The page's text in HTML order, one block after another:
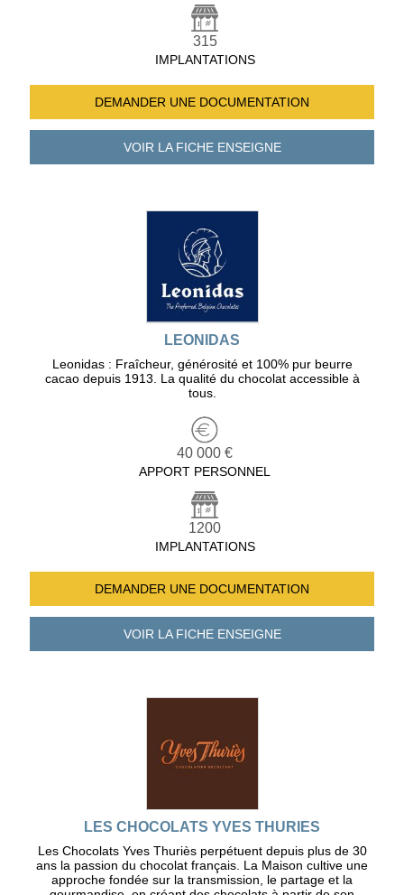
315
IMPLANTATIONS
DEMANDER UNE DOCUMENTATION
VOIR LA FICHEENSEIGNE
LEONIDAS
Leonidas : Fraîcheur, générosité et 100% pur beurre
cacao depuis 1913. La qualité du chocolat accessible à
tous.
40 000 €
APPORT PERSONNEL
1200
IMPLANTATIONS
DEMANDER UNE DOCUMENTATION
VOIR LA FICHEENSEIGNE
LES CHOCOLATS YVES THURIES
Les Chocolats Yves Thuriès perpétuent depuis plus de 30
ans la passion du chocolat français. La Maison cultive une
approche fondée sur la transmission, le partage et la